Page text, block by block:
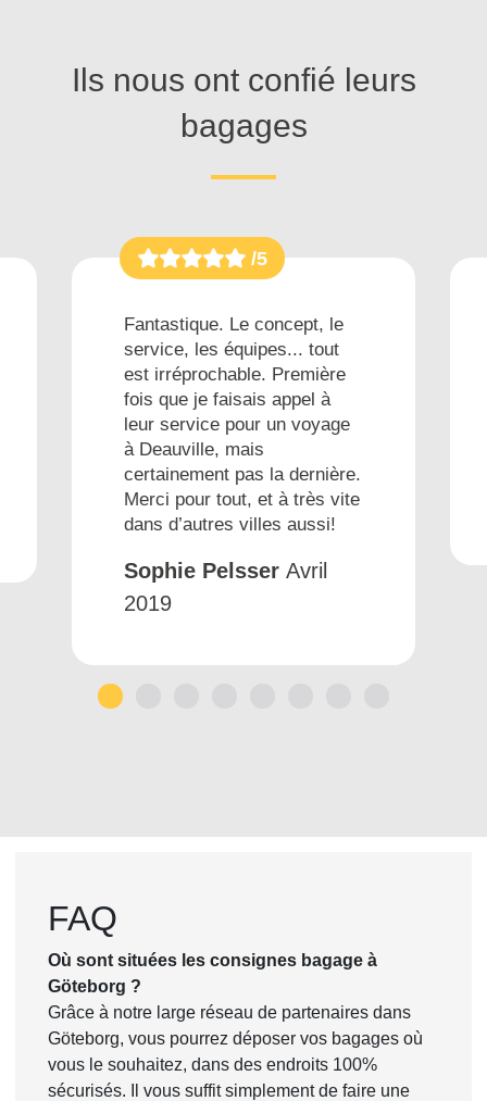
Ils nous ont confié leurs
bagages
/5
Fantastique. Le concept, le
service, les équipes... tout
est irréprochable. Première
fois que je faisais appel à
leur service pour un voyage
à Deauville, mais
certainement pas la dernière.
Merci pour tout, et à très vite
dans d’autres villes aussi!
Sophie Pelsser Avril
2019
FAQ
Où sont situées les consignes bagage à
Göteborg ?
Grâce à notre large réseau de partenaires dans
Göteborg, vous pourrez déposer vos bagages où
vous le souhaitez, dans des endroits 100%
sécurisés. Il vous suffit simplement de faire une